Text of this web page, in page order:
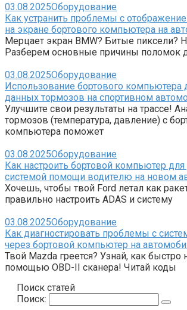
03.08.2025Оборудование
Как устранить проблемы с
на экране бортового компьютера на
Мерцает экран BMW? Битые пиксели?
Разберем основные причины поломок
03.08.2025Оборудование
Использование бортового компьютера
данных тормозов на спортивном
Улучшите свои результаты на трассе!
тормозов (температура, давление) с
компьютера поможет
03.08.2025Оборудование
Как настроить бортовой компьютер
системой помощи водителю на новом
Хочешь, чтобы твой Ford летал как
правильно настроить ADAS и систему
03.08.2025Оборудование
Как диагностировать проблемы с
через бортовой компьютер на
Твой Mazda греется? Узнай, как быстро
помощью OBD-II сканера! Читай коды
Поиск статей
Поиск: